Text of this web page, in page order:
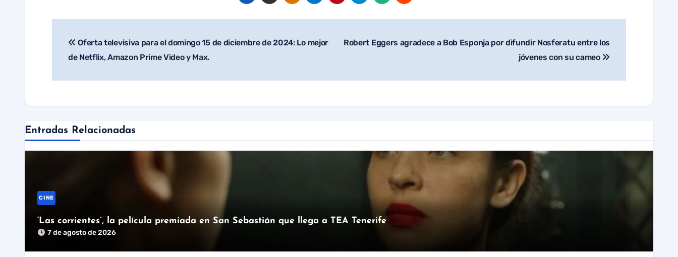
Navegación
de
Oferta televisiva para el domingo 15 de diciembre de 2024: Lo mejor
de Netflix, Amazon Prime Video y Max.
Robert Eggers agradece a Bob Esponja por difundir Nosferatu entre los
jóvenes con su cameo
Entradas Relacionadas
CINE
‘Las corrientes’, la película premiada en San Sebastián que llega a TEA Tenerife
7 de agosto de 2026